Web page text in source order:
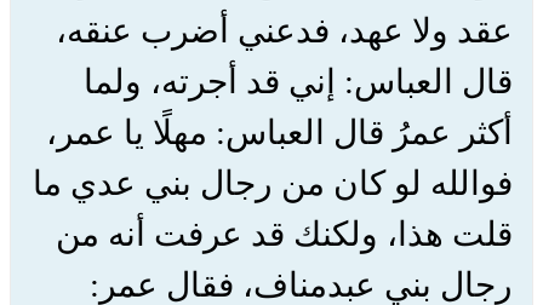
عقد ولا عهد، فدعني أضرب عنقه،
قال العباس: إني قد أجرته، ولما
أكثر عمرُ قال العباس: مهلًا يا عمر،
فوالله لو كان من رجال بني عدي ما
قلت هذا، ولكنك قد عرفت أنه من
رجال بني عبدمناف، فقال عمر: